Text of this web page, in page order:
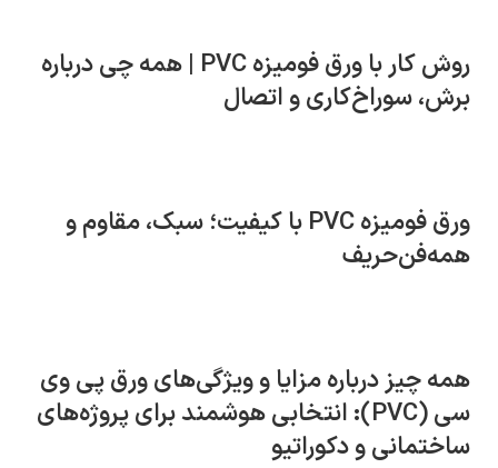
روش کار با ورق فومیزه PVC | همه چی درباره
برش، سوراخ‌کاری و اتصال
ورق فومیزه PVC با کیفیت؛ سبک، مقاوم و
همه‌فن‌حریف
همه چیز درباره مزایا و ویژگی‌های ورق پی وی
سی (PVC): انتخابی هوشمند برای پروژه‌های
ساختمانی و دکوراتیو